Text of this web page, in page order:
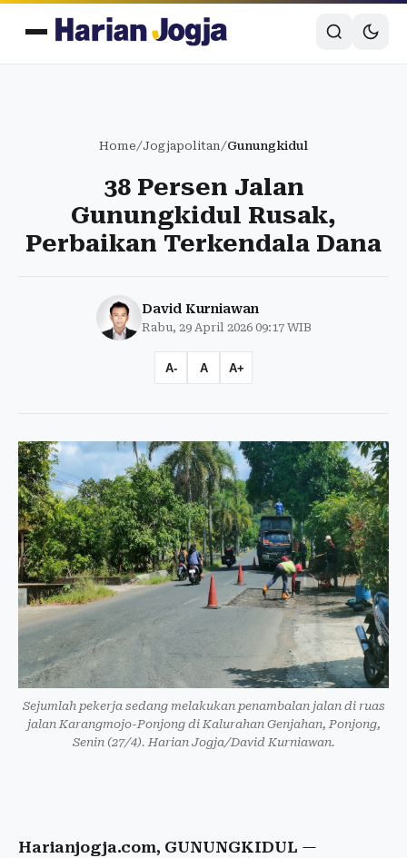
Home/Jogjapolitan/Gunungkidul
38 Persen Jalan
Gunungkidul Rusak,
Perbaikan Terkendala Dana
David Kurniawan
Rabu, 29 April 2026 09:17 WIB
A- A A+
Sejumlah pekerja sedang melakukan penambalan jalan di ruas
jalan Karangmojo-Ponjong di Kalurahan Genjahan, Ponjong,
Senin (27/4). Harian Jogja/David Kurniawan.
Harianjogja.com, GUNUNGKIDUL —